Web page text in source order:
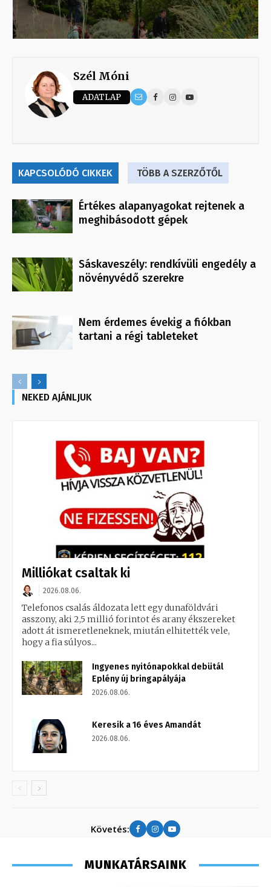
Szél Móni
ADATLAP
KAPCSOLÓDÓ CIKKEK TÖBB A SZERZŐTŐL
Értékes alapanyagokat rejtenek a
meghibásodott gépek
Sáskaveszély: rendkívüli engedély a
növényvédő szerekre
Nem érdemes évekig a fiókban
tartani a régi tableteket
NEKED AJÁNLJUK
Milliókat csaltak ki
2026.08.06.
Telefonos csalás áldozata lett egy dunaföldvári
asszony, aki 2,5 millió forintot és arany ékszereket
adott át ismeretleneknek, miután elhitették vele,
hogy a fia súlyos...
Ingyenes nyitónapokkal debütál
Eplény új bringapályája
2026.08.06.
Keresik a 16 éves Amandát
2026.08.06.
Követés:
MUNKATÁRSAINK